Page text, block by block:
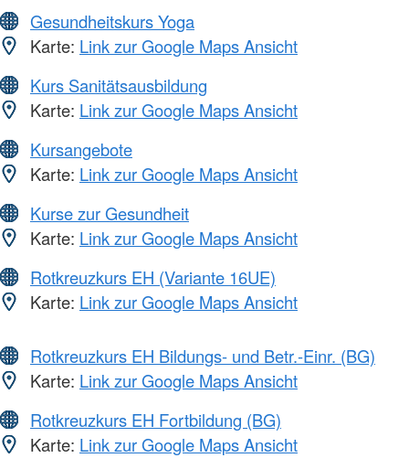
Gesundheitskurs Yoga
Karte: Link zur Google Maps Ansicht
Kurs Sanitätsausbildung
Karte: Link zur Google Maps Ansicht
Kursangebote
Karte: Link zur Google Maps Ansicht
Kurse zur Gesundheit
Karte: Link zur Google Maps Ansicht
Rotkreuzkurs EH (Variante 16UE)
Karte: Link zur Google Maps Ansicht
Rotkreuzkurs EH Bildungs- und Betr.-Einr. (BG)
Karte: Link zur Google Maps Ansicht
Rotkreuzkurs EH Fortbildung (BG)
Karte: Link zur Google Maps Ansicht